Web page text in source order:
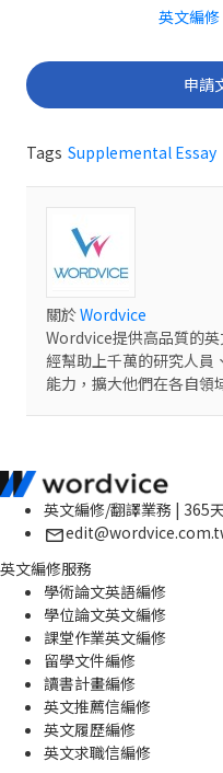
英文編修
申請
Tags Supplemental Essay
關於Wordvice
Wordvice提供高品質的
經幫助上千萬的研究人員
能力，擴大他們在各自領
英文編修/翻譯業務 | 365
英文編修服務
學術論文英語編修
學位論文英文編修
課堂作業英文編修
留學文件編修
讀書計畫編修
英文推薦信編修
英文履歷編修
英文求職信編修